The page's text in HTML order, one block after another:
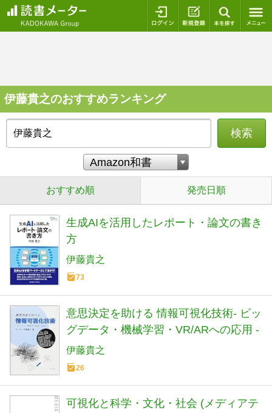
ログイン 新規登録
伊藤貴之のおすすめランキング
検索
おすすめ順 発売日順
生成AIを活用したレポート・論文の書き
方
伊藤貴之
73
意思決定を助ける 情報可視化技術- ビッ
グデータ・機械学習・VR/ARへの応用 -
伊藤貴之
26
可視化と科学・文化・社会 (メディアテ